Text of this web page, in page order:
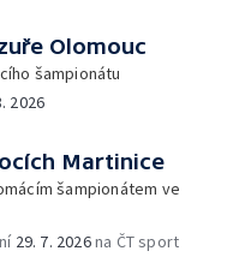
Olomouc
šampionátu
2026
Martinice
šampionátem ve
29. 7. 2026na ČT sport